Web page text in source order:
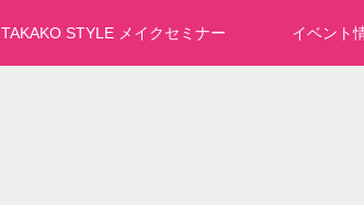
TAKAKO STYLE メイクセミナー イベント